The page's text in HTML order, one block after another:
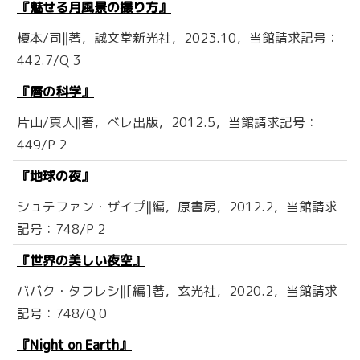
『魅せる月風景の撮り方』
榎本/司‖著，誠文堂新光社，2023.10，当館請求記号：
442.7/Q 3
『暦の科学』
片山/真人‖著，ベレ出版，2012.5，当館請求記号：
449/P 2
『地球の夜』
シュテファン・ザイプ‖編，原書房，2012.2，当館請求
記号：748/P 2
『世界の美しい夜空』
ババク・タフレシ‖[編]著，玄光社，2020.2，当館請求
記号：748/Q 0
『Night on Earth』